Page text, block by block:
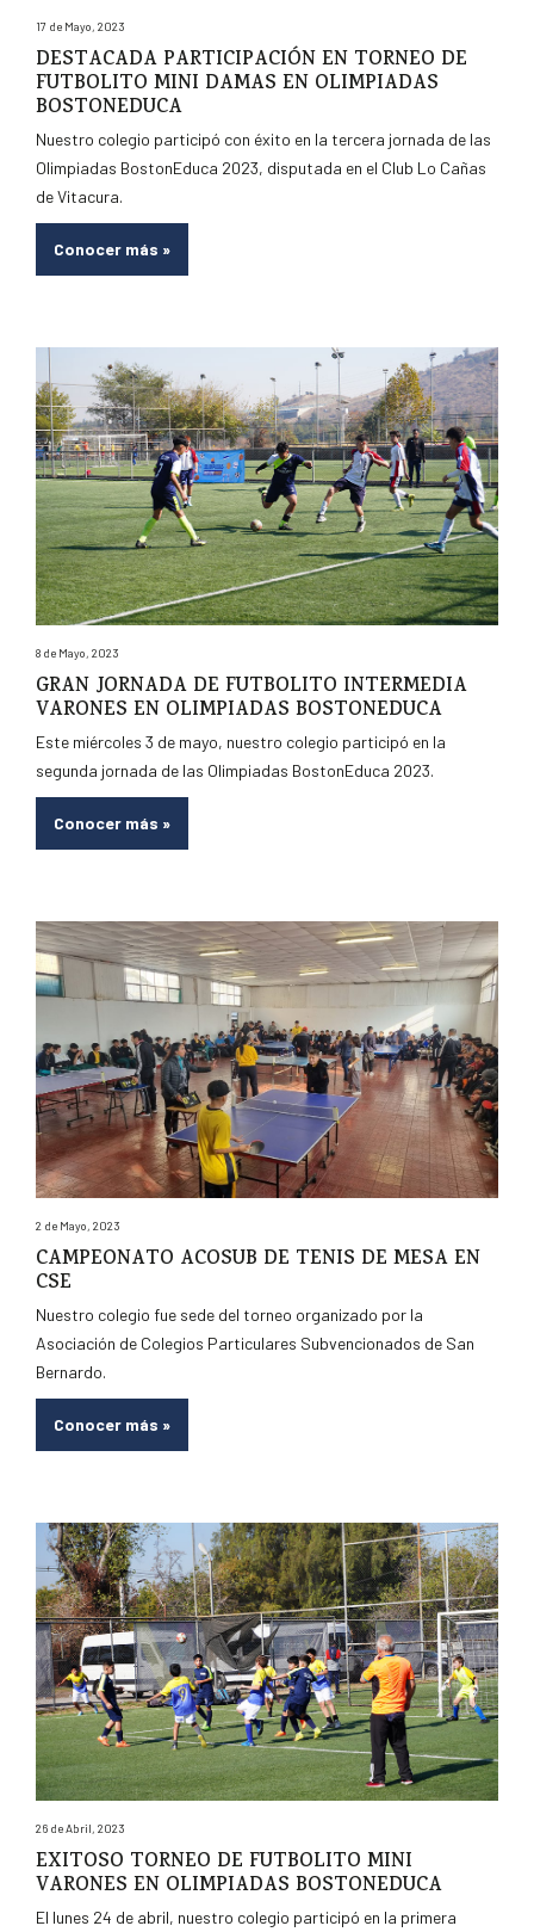
17 de Mayo, 2023
DESTACADA PARTICIPACIÓN EN TORNEO DE
FUTBOLITO MINI DAMAS EN OLIMPIADAS
BOSTONEDUCA
Nuestro colegio participó con éxito en la tercera jornada de las
Olimpiadas BostonEduca 2023, disputada en el Club Lo Cañas
de Vitacura.
Conocer más »
8 de Mayo, 2023
GRAN JORNADA DE FUTBOLITO INTERMEDIA
VARONES EN OLIMPIADAS BOSTONEDUCA
Este miércoles 3 de mayo, nuestro colegio participó en la
segunda jornada de las Olimpiadas BostonEduca 2023.
Conocer más »
2 de Mayo, 2023
CAMPEONATO ACOSUB DE TENIS DE MESA EN
CSE
Nuestro colegio fue sede del torneo organizado por la
Asociación de Colegios Particulares Subvencionados de San
Bernardo.
Conocer más »
26 de Abril, 2023
EXITOSO TORNEO DE FUTBOLITO MINI
VARONES EN OLIMPIADAS BOSTONEDUCA
El lunes 24 de abril, nuestro colegio participó en la primera